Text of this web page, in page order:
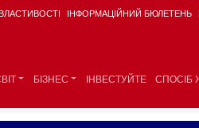
ІНФОРМАЦІЙНИЙ БЮЛЕТЕНЬ
БІЗНЕС ІНВЕСТУЙТЕ СПОСІБ